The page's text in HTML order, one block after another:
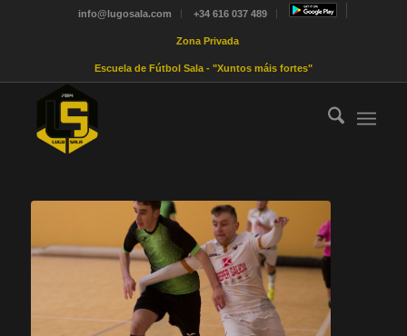
info@lugosala.com +34 616 037 489
Zona Privada
Escuela de Fútbol Sala - "Xuntos máis fortes"